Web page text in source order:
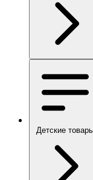
Детские